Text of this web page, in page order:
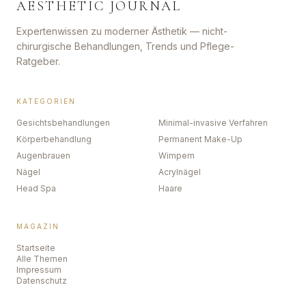
AESTHETIC JOURNAL
Expertenwissen zu moderner Ästhetik — nicht-
chirurgische Behandlungen, Trends und Pflege-
Ratgeber.
KATEGORIEN
Gesichtsbehandlungen
Minimal-invasive Verfahren
Körperbehandlung
Permanent Make-Up
Augenbrauen
Wimpern
Nägel
Acrylnägel
Head Spa
Haare
MAGAZIN
Startseite
Alle Themen
Impressum
Datenschutz